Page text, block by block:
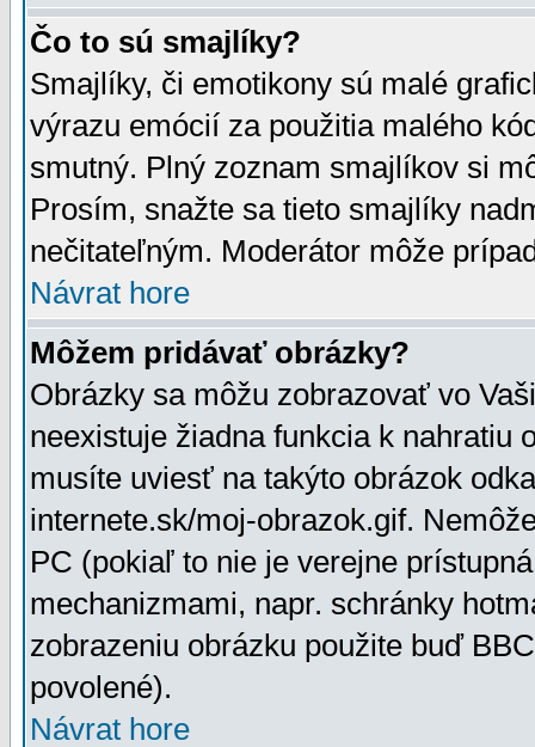
Čo to sú smajlíky?
Smajlíky, či emotikony sú malé
výrazu emócií za použitia malého
smutný. Plný zoznam smajlíkov si
Prosím, snažte sa tieto smajlíky
nečitateľným. Moderátor môže
Návrat hore
Môžem pridávať obrázky?
Obrázky sa môžu zobrazovať vo
neexistuje žiadna funkcia k nahratiu
musíte uviesť na takýto obrázok
internete.sk/moj-obrazok.gif.
PC (pokiaľ to nie je verejne
mechanizmami, napr. schránky
zobrazeniu obrázku použite buď
povolené).
Návrat hore